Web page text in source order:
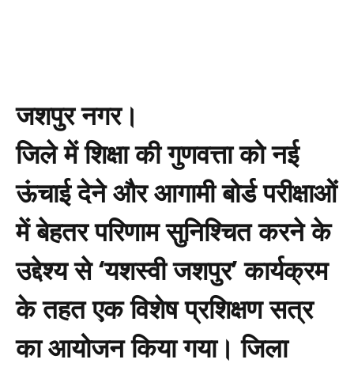
जशपुर नगर।
जिले में शिक्षा की गुणवत्ता को नई
ऊंचाई देने और आगामी बोर्ड परीक्षाओं
में बेहतर परिणाम सुनिश्चित करने के
उद्देश्य से ‘यशस्वी जशपुर’ कार्यक्रम
के तहत एक विशेष प्रशिक्षण सत्र
का आयोजन किया गया। जिला